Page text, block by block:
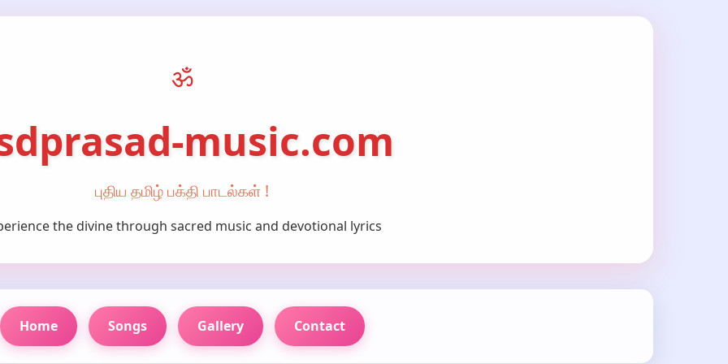
ॐ
music.com
புதிய தமிழ் பக்தி பாடல்கள் !
the divine through sacred music and devotional lyrics
Home Songs Gallery Contact